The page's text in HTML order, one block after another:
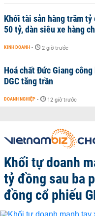
Khối tài sản hàng trăm
50 tỷ, dàn siêu xe hàng
KINH DOANH - 2 giờ trước
Hoá chất Đức Giang
DGC tăng trần
DOANH NGHIỆP - 12 giờ trước
Khối tự doanh
tỷ đồng sau ba
đồng cổ phiếu